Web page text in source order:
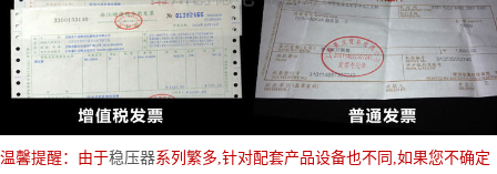
温馨提醒：由于稳压器系列繁多,针对配套产品设备也不同,如果您不确定